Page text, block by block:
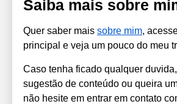
Saiba mais sobre
Quer saber mais sobre mim,
principal e veja um pouco do meu
Caso tenha ficado qualquer
sugestão de conteúdo ou queira
não hesite em entrar em contato